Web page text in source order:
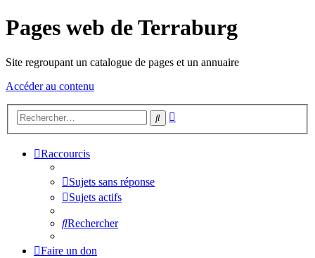
Pages web de Terraburg
Site regroupant un catalogue de pages et un annuaire
Accéder au contenu
Rechercher
Raccourcis
Sujets sans réponse
Sujets actifs
Rechercher
Faire un don